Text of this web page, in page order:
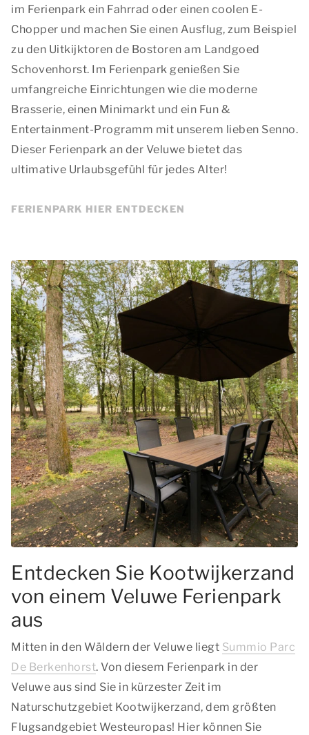
im Ferienpark ein Fahrrad oder einen coolen E-
Chopper und machen Sie einen Ausflug, zum Beispiel
zu den Uitkijktoren de Bostoren am Landgoed
Schovenhorst. Im Ferienpark genießen Sie
umfangreiche Einrichtungen wie die moderne
Brasserie, einen Minimarkt und ein Fun &
Entertainment-Programm mit unserem lieben Senno.
Dieser Ferienpark an der Veluwe bietet das
ultimative Urlaubsgefühl für jedes Alter!
FERIENPARK HIER ENTDECKEN
Entdecken Sie Kootwijkerzand
von einem Veluwe Ferienpark
aus
Mitten in den Wäldern der Veluwe liegt Summio Parc
De Berkenhorst. Von diesem Ferienpark in der
Veluwe aus sind Sie in kürzester Zeit im
Naturschutzgebiet Kootwijkerzand, dem größten
Flugsandgebiet Westeuropas! Hier können Sie